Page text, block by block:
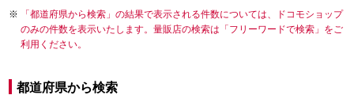
「都道府県から検索」の結果で表示される件数については、ドコモショップ
のみの件数を表示いたします。量販店の検索は「フリーワードで検索」をご
利用ください。
都道府県から検索